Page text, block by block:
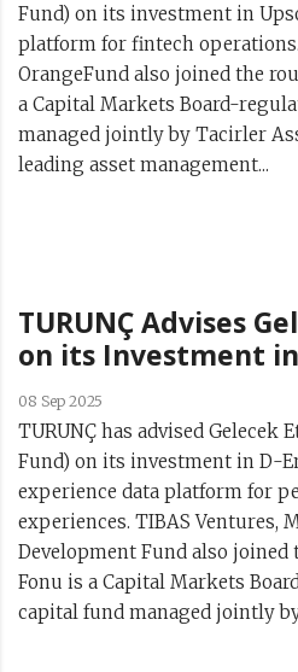
Fund) on its investment in
platform for fintech
OrangeFund also joined the
a Capital Markets Board-
managed jointly by Tacirler
leading asset management...
TURUNÇ Advises
on its Investment
08 Sep 2025
TURUNÇ has advised Gelecek
Fund) on its investment in D-
experience data platform for
experiences. TIBAS Ventures,
Development Fund also joined
Fonu is a Capital Markets
capital fund managed jointly